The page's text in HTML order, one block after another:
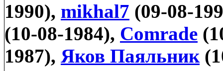
1990), mikhal7 (09-08-
(10-08-1984), Comrade
1987), Яков Паяльник